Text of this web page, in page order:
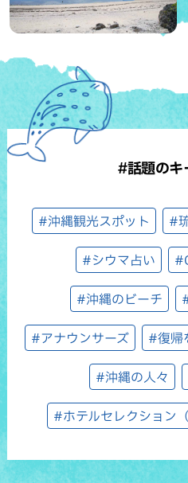
#話題のキ
#沖縄観光スポット #
#シウマ占い
#沖縄のビーチ
#アナウンサーズ #復帰
#沖縄の人々
#ホテルセレクション